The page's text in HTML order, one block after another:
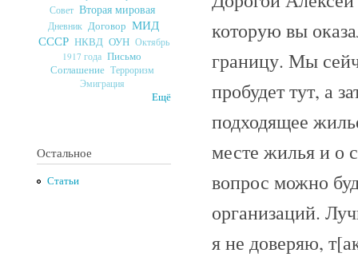
Совет Вторая мировая
Дневник Договор МИД
СССР НКВД ОУН Октябрь
1917 года Письмо
Соглашение Терроризм
Эмиграция
Ещё
Остальное
Статьи
которую вы
границу. Мы
пробудет тут, а
подходящее
месте жилья и о
вопрос можно
организаций.
я не доверяю,